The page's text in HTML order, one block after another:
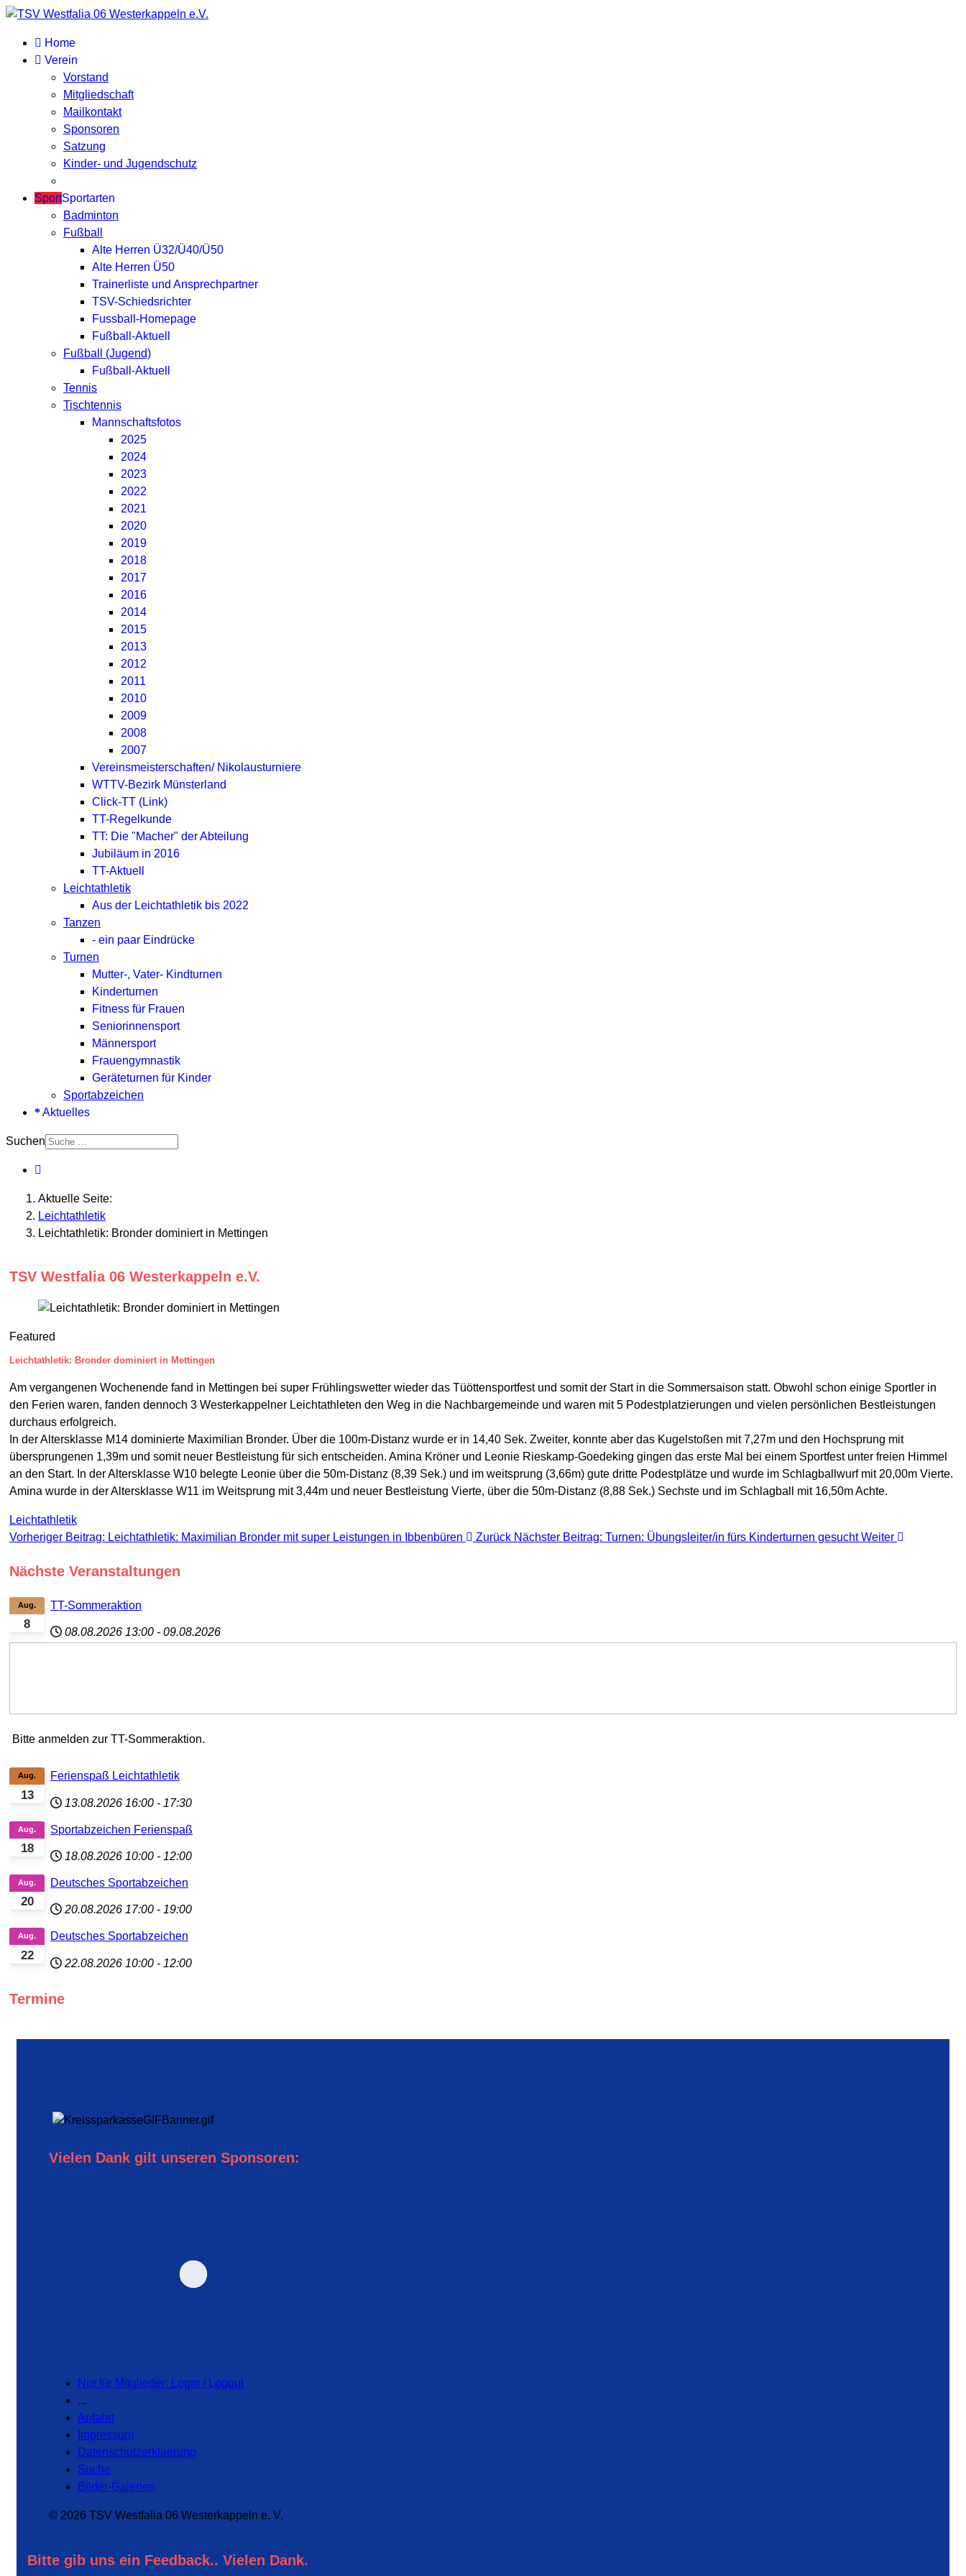
Home
Verein
Vorstand
Mitgliedschaft
Mailkontakt
Sponsoren
Satzung
Kinder- und Jugendschutz
SportSportarten
Badminton
Fußball
Alte Herren Ü32/Ü40/Ü50
Alte Herren Ü50
Trainerliste und Ansprechpartner
TSV-Schiedsrichter
Fussball-Homepage
Fußball-Aktuell
Fußball (Jugend)
Fußball-Aktuell
Tennis
Tischtennis
Mannschaftsfotos
2025
2024
2023
2022
2021
2020
2019
2018
2017
2016
2014
2015
2013
2012
2011
2010
2009
2008
2007
Vereinsmeisterschaften/ Nikolausturniere
WTTV-Bezirk Münsterland
Click-TT (Link)
TT-Regelkunde
TT: Die "Macher" der Abteilung
Jubiläum in 2016
TT-Aktuell
Leichtathletik
Aus der Leichtathletik bis 2022
Tanzen
- ein paar Eindrücke
Turnen
Mutter-, Vater- Kindturnen
Kinderturnen
Fitness für Frauen
Seniorinnensport
Männersport
Frauengymnastik
Geräteturnen für Kinder
Sportabzeichen
Aktuelles
Suchen
Aktuelle Seite:
Leichtathletik
Leichtathletik: Bronder dominiert in Mettingen
TSV Westfalia 06 Westerkappeln e.V.
Featured
Leichtathletik: Bronder dominiert in Mettingen
Am vergangenen Wochenende fand in Mettingen bei super Frühlingswetter wieder das Tüöttensportfest und somit der Start in die Sommersaison statt. Obwohl schon einige Sportler in
den Ferien waren, fanden dennoch 3 Westerkappelner Leichtathleten den Weg in die Nachbargemeinde und waren mit 5 Podestplatzierungen und vielen persönlichen Bestleistungen
durchaus erfolgreich.
In der Altersklasse M14 dominierte Maximilian Bronder. Über die 100m-Distanz wurde er in 14,40 Sek. Zweiter, konnte aber das Kugelstoßen mit 7,27m und den Hochsprung mit
übersprungenen 1,39m und somit neuer Bestleistung für sich entscheiden. Amina Kröner und Leonie Rieskamp-Goedeking gingen das erste Mal bei einem Sportfest unter freien Himmel
an den Start. In der Altersklasse W10 belegte Leonie über die 50m-Distanz (8,39 Sek.) und im weitsprung (3,66m) gute dritte Podestplätze und wurde im Schlagballwurf mit 20,00m Vierte.
Amina wurde in der Altersklasse W11 im Weitsprung mit 3,44m und neuer Bestleistung Vierte, über die 50m-Distanz (8,88 Sek.) Sechste und im Schlagball mit 16,50m Achte.
Leichtathletik
Vorheriger Beitrag: Leichtathletik: Maximilian Bronder mit super Leistungen in Ibbenbüren
Zurück Nächster Beitrag: Turnen: Übungsleiter/in fürs Kinderturnen gesuchtWeiter
Nächste Veranstaltungen
8
Aug. TT-Sommeraktion
08.08.2026 13:00 - 09.08.2026
Bitte anmelden zur TT-Sommeraktion.
13
Aug. Ferienspaß Leichtathletik
13.08.2026 16:00 - 17:30
18
Aug. Sportabzeichen Ferienspaß
18.08.2026 10:00 - 12:00
20
Aug. Deutsches Sportabzeichen
20.08.2026 17:00 - 19:00
22
Aug. Deutsches Sportabzeichen
22.08.2026 10:00 - 12:00
Termine
Vielen Dank gilt unseren Sponsoren:
Nur für Mitglieder: Login / Logout
...
Anfahrt
Impressum
Datenschutzerklaerung
Suche
Bilder-Galerien
© 2026 TSV Westfalia 06 Westerkappeln e. V.
Bitte gib uns ein Feedback.. Vielen Dank.